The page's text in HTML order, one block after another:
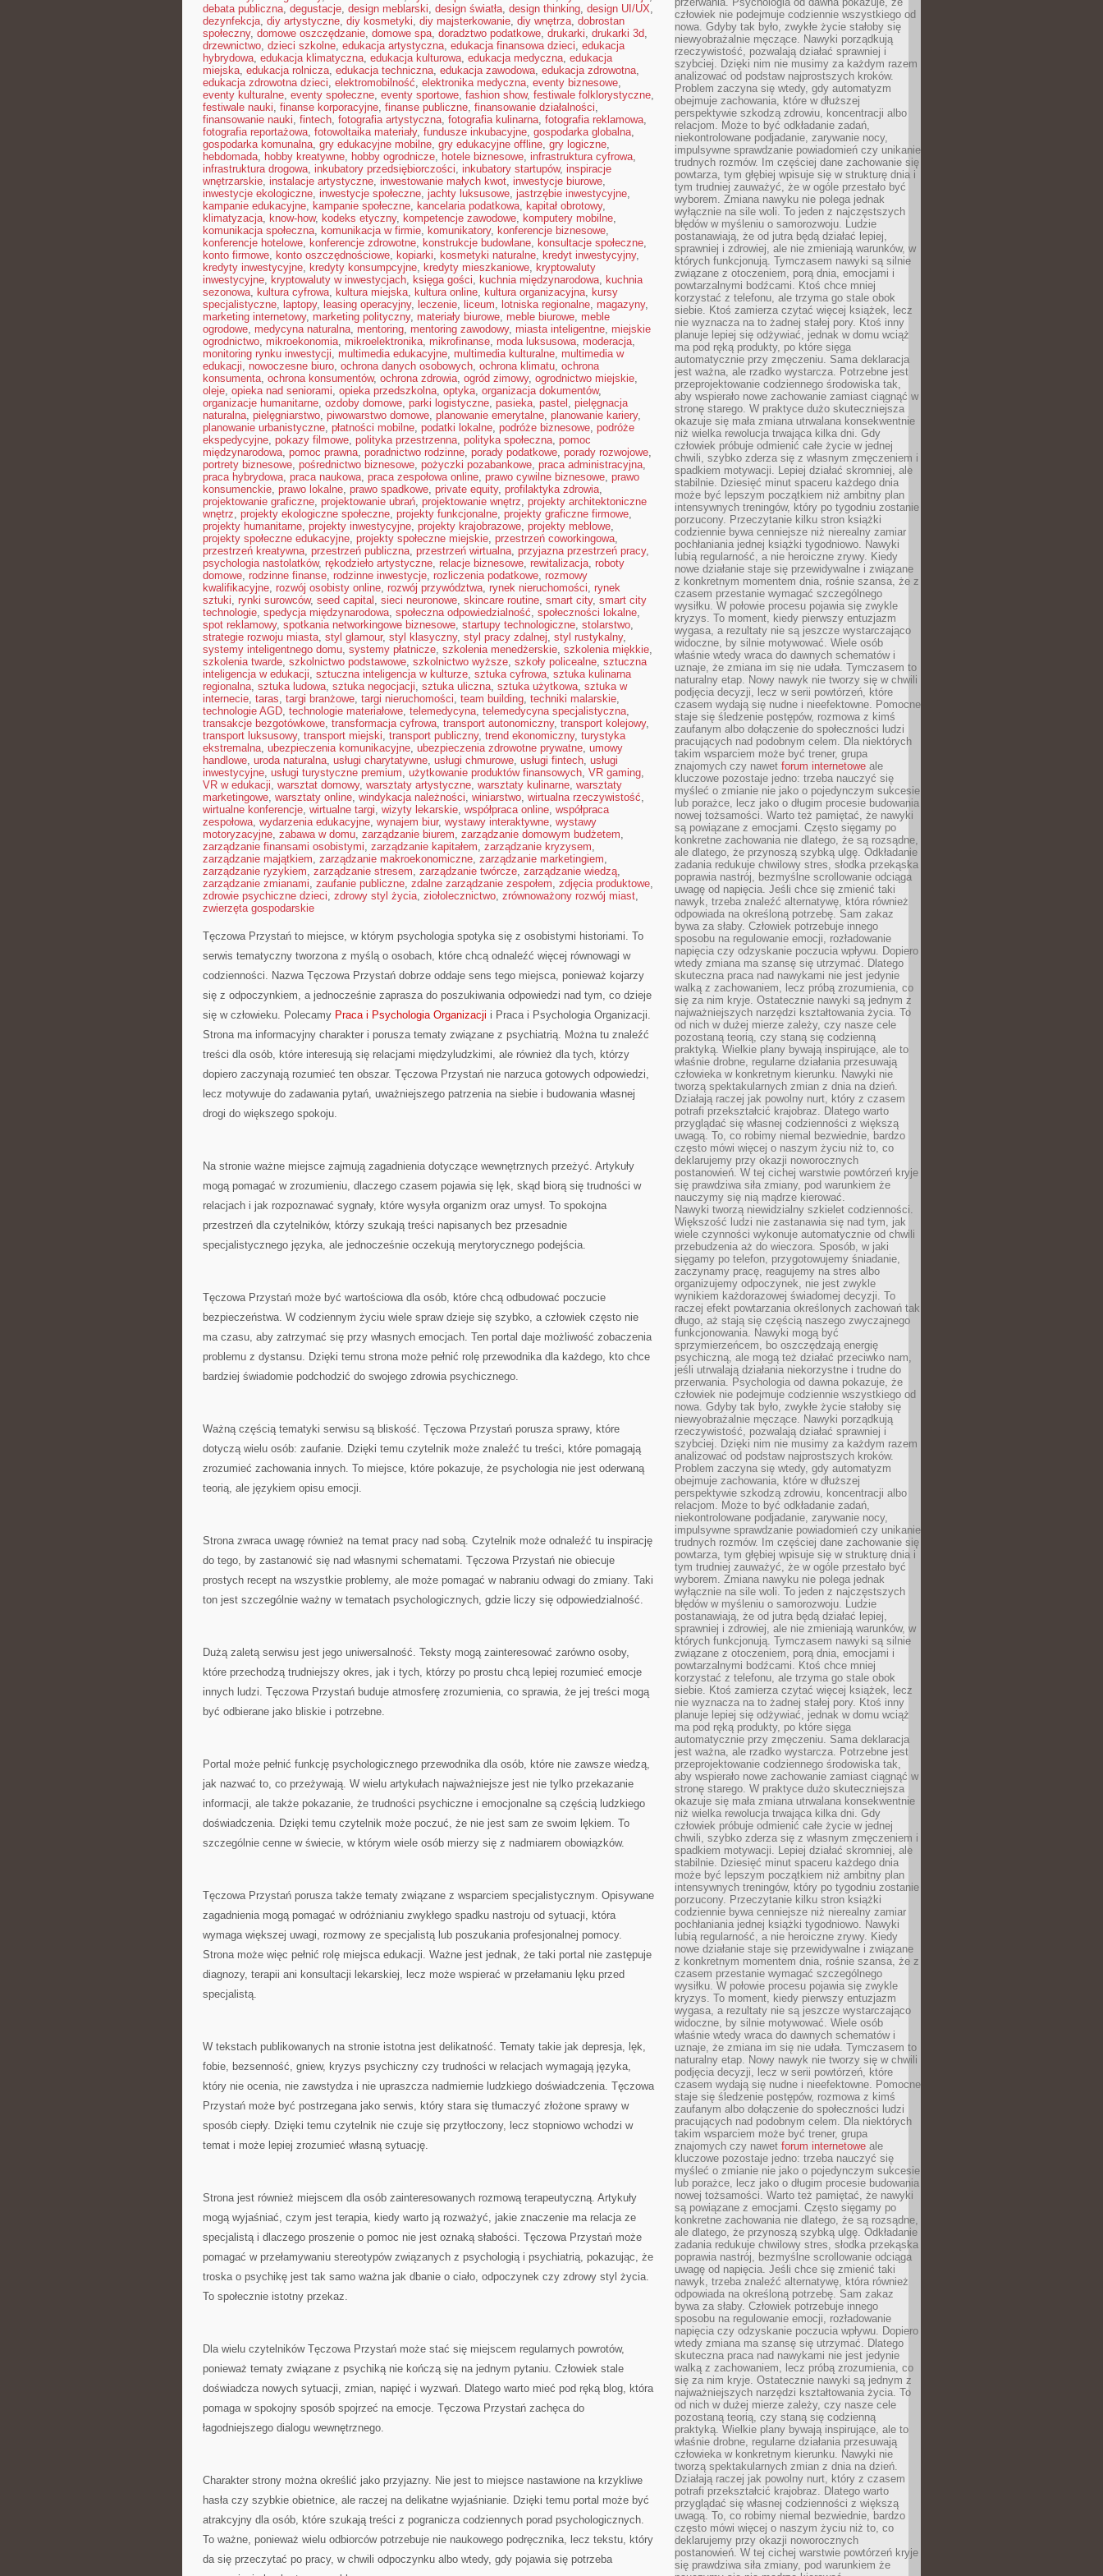
debata publiczna, degustacje, design meblarski, design światła, design thinking, design UI/UX,
dezynfekcja, diy artystyczne, diy kosmetyki, diy majsterkowanie, diy wnętrza, dobrostan
społeczny, domowe oszczędzanie, domowe spa, doradztwo podatkowe, drukarki, drukarki 3d,
drzewnictwo, dzieci szkolne, edukacja artystyczna, edukacja finansowa dzieci, edukacja
hybrydowa, edukacja klimatyczna, edukacja kulturowa, edukacja medyczna, edukacja
miejska, edukacja rolnicza, edukacja techniczna, edukacja zawodowa, edukacja zdrowotna,
edukacja zdrowotna dzieci, elektromobilność, elektronika medyczna, eventy biznesowe,
eventy kulturalne, eventy społeczne, eventy sportowe, fashion show, festiwale folklorystyczne,
festiwale nauki, finanse korporacyjne, finanse publiczne, finansowanie działalności,
finansowanie nauki, fintech, fotografia artystyczna, fotografia kulinarna, fotografia reklamowa,
fotografia reportażowa, fotowoltaika materiały, fundusze inkubacyjne, gospodarka globalna,
gospodarka komunalna, gry edukacyjne mobilne, gry edukacyjne offline, gry logiczne,
hebdomada, hobby kreatywne, hobby ogrodnicze, hotele biznesowe, infrastruktura cyfrowa,
infrastruktura drogowa, inkubatory przedsiębiorczości, inkubatory startupów, inspiracje
wnętrzarskie, instalacje artystyczne, inwestowanie małych kwot, inwestycje biurowe,
inwestycje ekologiczne, inwestycje społeczne, jachty luksusowe, jastrzębie inwestycyjne,
kampanie edukacyjne, kampanie społeczne, kancelaria podatkowa, kapitał obrotowy,
klimatyzacja, know-how, kodeks etyczny, kompetencje zawodowe, komputery mobilne,
komunikacja społeczna, komunikacja w firmie, komunikatory, konferencje biznesowe,
konferencje hotelowe, konferencje zdrowotne, konstrukcje budowlane, konsultacje społeczne,
konto firmowe, konto oszczędnościowe, kopiarki, kosmetyki naturalne, kredyt inwestycyjny,
kredyty inwestycyjne, kredyty konsumpcyjne, kredyty mieszkaniowe, kryptowaluty
inwestycyjne, kryptowaluty w inwestycjach, księga gości, kuchnia międzynarodowa, kuchnia
sezonowa, kultura cyfrowa, kultura miejska, kultura online, kultura organizacyjna, kursy
specjalistyczne, laptopy, leasing operacyjny, leczenie, liceum, lotniska regionalne, magazyny,
marketing internetowy, marketing polityczny, materiały biurowe, meble biurowe, meble
ogrodowe, medycyna naturalna, mentoring, mentoring zawodowy, miasta inteligentne, miejskie
ogrodnictwo, mikroekonomia, mikroelektronika, mikrofinanse, moda luksusowa, moderacja,
monitoring rynku inwestycji, multimedia edukacyjne, multimedia kulturalne, multimedia w
edukacji, nowoczesne biuro, ochrona danych osobowych, ochrona klimatu, ochrona
konsumenta, ochrona konsumentów, ochrona zdrowia, ogród zimowy, ogrodnictwo miejskie,
oleje, opieka nad seniorami, opieka przedszkolna, optyka, organizacja dokumentów,
organizacje humanitarne, ozdoby domowe, parki logistyczne, pasieka, pastel , pielęgnacja
naturalna, pielęgniarstwo, piwowarstwo domowe, planowanie emerytalne, planowanie kariery,
planowanie urbanistyczne, płatności mobilne, podatki lokalne, podróże biznesowe, podróże
ekspedycyjne, pokazy filmowe, polityka przestrzenna, polityka społeczna, pomoc
międzynarodowa, pomoc prawna, poradnictwo rodzinne, porady podatkowe, porady rozwojowe,
portrety biznesowe, pośrednictwo biznesowe, pożyczki pozabankowe, praca administracyjna,
praca hybrydowa, praca naukowa, praca zespołowa online, prawo cywilne biznesowe, prawo
konsumenckie, prawo lokalne, prawo spadkowe, private equity, profilaktyka zdrowia,
projektowanie graficzne, projektowanie ubrań, projektowanie wnętrz, projekty architektoniczne
wnętrz, projekty ekologiczne społeczne, projekty funkcjonalne, projekty graficzne firmowe,
projekty humanitarne, projekty inwestycyjne, projekty krajobrazowe, projekty meblowe,
projekty społeczne edukacyjne, projekty społeczne miejskie, przestrzeń coworkingowa,
przestrzeń kreatywna, przestrzeń publiczna, przestrzeń wirtualna, przyjazna przestrzeń pracy,
psychologia nastolatków, rękodzieło artystyczne, relacje biznesowe, rewitalizacja, roboty
domowe, rodzinne finanse, rodzinne inwestycje, rozliczenia podatkowe, rozmowy
kwalifikacyjne, rozwój osobisty online, rozwój przywództwa, rynek nieruchomości, rynek
sztuki, rynki surowców, seed capital , sieci neuronowe, skincare routine, smart city, smart city
technologie, spedycja międzynarodowa, społeczna odpowiedzialność, społeczności lokalne,
spot reklamowy, spotkania networkingowe biznesowe, startupy technologiczne, stolarstwo,
strategie rozwoju miasta, styl glamour, styl klasyczny, styl pracy zdalnej, styl rustykalny,
systemy inteligentnego domu, systemy płatnicze, szkolenia menedżerskie, szkolenia miękkie,
szkolenia twarde, szkolnictwo podstawowe, szkolnictwo wyższe, szkoły policealne, sztuczna
inteligencja w edukacji, sztuczna inteligencja w kulturze, sztuka cyfrowa, sztuka kulinarna
regionalna, sztuka ludowa, sztuka negocjacji, sztuka uliczna, sztuka użytkowa, sztuka w
internecie, taras, targi branżowe, targi nieruchomości, team building, techniki malarskie,
technologie AGD, technologie materiałowe, telemedycyna, telemedycyna specjalistyczna,
transakcje bezgotówkowe, transformacja cyfrowa, transport autonomiczny, transport kolejowy,
transport luksusowy, transport miejski, transport publiczny, trend ekonomiczny, turystyka
ekstremalna, ubezpieczenia komunikacyjne, ubezpieczenia zdrowotne prywatne, umowy
handlowe, uroda naturalna, usługi charytatywne, usługi chmurowe, usługi fintech, usługi
inwestycyjne, usługi turystyczne premium, użytkowanie produktów finansowych, VR gaming,
VR w edukacji, warsztat domowy, warsztaty artystyczne, warsztaty kulinarne, warsztaty
marketingowe, warsztaty online, windykacja należności, winiarstwo, wirtualna rzeczywistość,
wirtualne konferencje, wirtualne targi, wizyty lekarskie, współpraca online, współpraca
zespołowa, wydarzenia edukacyjne, wynajem biur, wystawy interaktywne, wystawy
motoryzacyjne, zabawa w domu, zarządzanie biurem, zarządzanie domowym budżetem,
zarządzanie finansami osobistymi, zarządzanie kapitałem, zarządzanie kryzysem,
zarządzanie majątkiem, zarządzanie makroekonomiczne, zarządzanie marketingiem,
zarządzanie ryzykiem, zarządzanie stresem, zarządzanie twórcze, zarządzanie wiedzą,
zarządzanie zmianami, zaufanie publiczne, zdalne zarządzanie zespołem, zdjęcia produktowe,
zdrowie psychiczne dzieci, zdrowy styl życia, ziołolecznictwo, zrównoważony rozwój miast,
zwierzęta gospodarskie
Tęczowa Przystań to miejsce, w którym psychologia spotyka się z osobistymi historiami. To
serwis tematyczny tworzona z myślą o osobach, które chcą odnaleźć więcej równowagi w
codzienności. Nazwa Tęczowa Przystań dobrze oddaje sens tego miejsca, ponieważ kojarzy
się z odpoczynkiem, a jednocześnie zaprasza do poszukiwania odpowiedzi nad tym, co dzieje
się w człowieku. Polecamy Praca i Psychologia Organizacji i Praca i Psychologia Organizacji.
Strona ma informacyjny charakter i porusza tematy związane z psychiatrią. Można tu znaleźć
treści dla osób, które interesują się relacjami międzyludzkimi, ale również dla tych, którzy
dopiero zaczynają rozumieć ten obszar. Tęczowa Przystań nie narzuca gotowych odpowiedzi,
lecz motywuje do zadawania pytań, uważniejszego patrzenia na siebie i budowania własnej
drogi do większego spokoju.
Na stronie ważne miejsce zajmują zagadnienia dotyczące wewnętrznych przeżyć. Artykuły
mogą pomagać w zrozumieniu, dlaczego czasem pojawia się lęk, skąd biorą się trudności w
relacjach i jak rozpoznawać sygnały, które wysyła organizm oraz umysł. To spokojna
przestrzeń dla czytelników, którzy szukają treści napisanych bez przesadnie
specjalistycznego języka, ale jednocześnie oczekują merytorycznego podejścia.
Tęczowa Przystań może być wartościowa dla osób, które chcą odbudować poczucie
bezpieczeństwa. W codziennym życiu wiele spraw dzieje się szybko, a człowiek często nie
ma czasu, aby zatrzymać się przy własnych emocjach. Ten portal daje możliwość zobaczenia
problemu z dystansu. Dzięki temu strona może pełnić rolę przewodnika dla każdego, kto chce
bardziej świadomie podchodzić do swojego zdrowia psychicznego.
Ważną częścią tematyki serwisu są bliskość. Tęczowa Przystań porusza sprawy, które
dotyczą wielu osób: zaufanie. Dzięki temu czytelnik może znaleźć tu treści, które pomagają
zrozumieć zachowania innych. To miejsce, które pokazuje, że psychologia nie jest oderwaną
teorią, ale językiem opisu emocji.
Strona zwraca uwagę również na temat pracy nad sobą. Czytelnik może odnaleźć tu inspirację
do tego, by zastanowić się nad własnymi schematami. Tęczowa Przystań nie obiecuje
prostych recept na wszystkie problemy, ale może pomagać w nabraniu odwagi do zmiany. Taki
ton jest szczególnie ważny w tematach psychologicznych, gdzie liczy się odpowiedzialność.
Dużą zaletą serwisu jest jego uniwersalność. Teksty mogą zainteresować zarówno osoby,
które przechodzą trudniejszy okres, jak i tych, którzy po prostu chcą lepiej rozumieć emocje
innych ludzi. Tęczowa Przystań buduje atmosferę zrozumienia, co sprawia, że jej treści mogą
być odbierane jako bliskie i potrzebne.
Portal może pełnić funkcję psychologicznego przewodnika dla osób, które nie zawsze wiedzą,
jak nazwać to, co przeżywają. W wielu artykułach najważniejsze jest nie tylko przekazanie
informacji, ale także pokazanie, że trudności psychiczne i emocjonalne są częścią ludzkiego
doświadczenia. Dzięki temu czytelnik może poczuć, że nie jest sam ze swoim lękiem. To
szczególnie cenne w świecie, w którym wiele osób mierzy się z nadmiarem obowiązków.
Tęczowa Przystań porusza także tematy związane z wsparciem specjalistycznym. Opisywane
zagadnienia mogą pomagać w odróżnianiu zwykłego spadku nastroju od sytuacji, która
wymaga większej uwagi, rozmowy ze specjalistą lub poszukania profesjonalnej pomocy.
Strona może więc pełnić rolę miejsca edukacji. Ważne jest jednak, że taki portal nie zastępuje
diagnozy, terapii ani konsultacji lekarskiej, lecz może wspierać w przełamaniu lęku przed
specjalistą.
W tekstach publikowanych na stronie istotna jest delikatność. Tematy takie jak depresja, lęk,
fobie, bezsenność, gniew, kryzys psychiczny czy trudności w relacjach wymagają języka,
który nie ocenia, nie zawstydza i nie upraszcza nadmiernie ludzkiego doświadczenia. Tęczowa
Przystań może być postrzegana jako serwis, który stara się tłumaczyć złożone sprawy w
sposób ciepły. Dzięki temu czytelnik nie czuje się przytłoczony, lecz stopniowo wchodzi w
temat i może lepiej zrozumieć własną sytuację.
Strona jest również miejscem dla osób zainteresowanych rozmową terapeutyczną. Artykuły
mogą wyjaśniać, czym jest terapia, kiedy warto ją rozważyć, jakie znaczenie ma relacja ze
specjalistą i dlaczego proszenie o pomoc nie jest oznaką słabości. Tęczowa Przystań może
pomagać w przełamywaniu stereotypów związanych z psychologią i psychiatrią, pokazując, że
troska o psychikę jest tak samo ważna jak dbanie o ciało, odpoczynek czy zdrowy styl życia.
To społecznie istotny przekaz.
Dla wielu czytelników Tęczowa Przystań może stać się miejscem regularnych powrotów,
ponieważ tematy związane z psychiką nie kończą się na jednym pytaniu. Człowiek stale
doświadcza nowych sytuacji, zmian, napięć i wyzwań. Dlatego warto mieć pod ręką blog, która
pomaga w spokojny sposób spojrzeć na emocje. Tęczowa Przystań zachęca do
łagodniejszego dialogu wewnętrznego.
Charakter strony można określić jako przyjazny. Nie jest to miejsce nastawione na krzykliwe
hasła czy szybkie obietnice, ale raczej na delikatne wyjaśnianie. Dzięki temu portal może być
atrakcyjny dla osób, które szukają treści z pogranicza codziennych porad psychologicznych.
To ważne, ponieważ wielu odbiorców potrzebuje nie naukowego podręcznika, lecz tekstu, który
da się przeczytać po pracy, w chwili odpoczynku albo wtedy, gdy pojawia się potrzeba
człowiek nie podejmuje codziennie wszystkiego od
nowa. Gdyby tak było, zwykłe życie stałoby się
niewyobrażalnie męczące. Nawyki porządkują
rzeczywistość, pozwalają działać sprawniej i
szybciej. Dzięki nim nie musimy za każdym razem
analizować od podstaw najprostszych kroków.
Problem zaczyna się wtedy, gdy automatyzm
obejmuje zachowania, które w dłuższej
perspektywie szkodzą zdrowiu, koncentracji albo
relacjom. Może to być odkładanie zadań,
niekontrolowane podjadanie, zarywanie nocy,
impulsywne sprawdzanie powiadomień czy unikanie
trudnych rozmów. Im częściej dane zachowanie się
powtarza, tym głębiej wpisuje się w strukturę dnia i
tym trudniej zauważyć, że w ogóle przestało być
wyborem. Zmiana nawyku nie polega jednak
wyłącznie na sile woli. To jeden z najczęstszych
błędów w myśleniu o samorozwoju. Ludzie
postanawiają, że od jutra będą działać lepiej,
sprawniej i zdrowiej, ale nie zmieniają warunków, w
których funkcjonują. Tymczasem nawyki są silnie
związane z otoczeniem, porą dnia, emocjami i
powtarzalnymi bodźcami. Ktoś chce mniej
korzystać z telefonu, ale trzyma go stale obok
siebie. Ktoś zamierza czytać więcej książek, lecz
nie wyznacza na to żadnej stałej pory. Ktoś inny
planuje lepiej się odżywiać, jednak w domu wciąż
ma pod ręką produkty, po które sięga
automatycznie przy zmęczeniu. Sama deklaracja
jest ważna, ale rzadko wystarcza. Potrzebne jest
przeprojektowanie codziennego środowiska tak,
aby wspierało nowe zachowanie zamiast ciągnąć w
stronę starego. W praktyce dużo skuteczniejsza
okazuje się mała zmiana utrwalana konsekwentnie
niż wielka rewolucja trwająca kilka dni. Gdy
człowiek próbuje odmienić całe życie w jednej
chwili, szybko zderza się z własnym zmęczeniem i
spadkiem motywacji. Lepiej działać skromniej, ale
stabilnie. Dziesięć minut spaceru każdego dnia
może być lepszym początkiem niż ambitny plan
intensywnych treningów, który po tygodniu zostanie
porzucony. Przeczytanie kilku stron książki
codziennie bywa cenniejsze niż nierealny zamiar
pochłaniania jednej książki tygodniowo. Nawyki
lubią regularność, a nie heroiczne zrywy. Kiedy
nowe działanie staje się przewidywalne i związane
z konkretnym momentem dnia, rośnie szansa, że z
czasem przestanie wymagać szczególnego
wysiłku. W połowie procesu pojawia się zwykle
kryzys. To moment, kiedy pierwszy entuzjazm
wygasa, a rezultaty nie są jeszcze wystarczająco
widoczne, by silnie motywować. Wiele osób
właśnie wtedy wraca do dawnych schematów i
uznaje, że zmiana im się nie udała. Tymczasem to
naturalny etap. Nowy nawyk nie tworzy się w chwili
podjęcia decyzji, lecz w serii powtórzeń, które
czasem wydają się nudne i nieefektowne. Pomocne
staje się śledzenie postępów, rozmowa z kimś
zaufanym albo dołączenie do społeczności ludzi
pracujących nad podobnym celem. Dla niektórych
takim wsparciem może być trener, grupa
znajomych czy nawet forum internetowe ale
kluczowe pozostaje jedno: trzeba nauczyć się
myśleć o zmianie nie jako o pojedynczym sukcesie
lub porażce, lecz jako o długim procesie budowania
nowej tożsamości. Warto też pamiętać, że nawyki
są powiązane z emocjami. Często sięgamy po
konkretne zachowania nie dlatego, że są rozsądne,
ale dlatego, że przynoszą szybką ulgę. Odkładanie
zadania redukuje chwilowy stres, słodka przekąska
poprawia nastrój, bezmyślne scrollowanie odciąga
uwagę od napięcia. Jeśli chce się zmienić taki
nawyk, trzeba znaleźć alternatywę, która również
odpowiada na określoną potrzebę. Sam zakaz
bywa za słaby. Człowiek potrzebuje innego
sposobu na regulowanie emocji, rozładowanie
napięcia czy odzyskanie poczucia wpływu. Dopiero
wtedy zmiana ma szansę się utrzymać. Dlatego
skuteczna praca nad nawykami nie jest jedynie
walką z zachowaniem, lecz próbą zrozumienia, co
się za nim kryje. Ostatecznie nawyki są jednym z
najważniejszych narzędzi kształtowania życia. To
od nich w dużej mierze zależy, czy nasze cele
pozostaną teorią, czy staną się codzienną
praktyką. Wielkie plany bywają inspirujące, ale to
właśnie drobne, regularne działania przesuwają
człowieka w konkretnym kierunku. Nawyki nie
tworzą spektakularnych zmian z dnia na dzień.
Działają raczej jak powolny nurt, który z czasem
potrafi przekształcić krajobraz. Dlatego warto
przyglądać się własnej codzienności z większą
uwagą. To, co robimy niemal bezwiednie, bardzo
często mówi więcej o naszym życiu niż to, co
deklarujemy przy okazji noworocznych
postanowień. W tej cichej warstwie powtórzeń kryje
się prawdziwa siła zmiany, pod warunkiem że
nauczymy się nią mądrze kierować.
Nawyki tworzą niewidzialny szkielet codzienności.
Większość ludzi nie zastanawia się nad tym, jak
wiele czynności wykonuje automatycznie od chwili
przebudzenia aż do wieczora. Sposób, w jaki
sięgamy po telefon, przygotowujemy śniadanie,
zaczynamy pracę, reagujemy na stres albo
organizujemy odpoczynek, nie jest zwykle
wynikiem każdorazowej świadomej decyzji. To
raczej efekt powtarzania określonych zachowań tak
długo, aż stają się częścią naszego zwyczajnego
funkcjonowania. Nawyki mogą być
sprzymierzeńcem, bo oszczędzają energię
psychiczną, ale mogą też działać przeciwko nam,
jeśli utrwalają działania niekorzystne i trudne do
przerwania. Psychologia od dawna pokazuje, że
człowiek nie podejmuje codziennie wszystkiego od
nowa. Gdyby tak było, zwykłe życie stałoby się
niewyobrażalnie męczące. Nawyki porządkują
rzeczywistość, pozwalają działać sprawniej i
szybciej. Dzięki nim nie musimy za każdym razem
analizować od podstaw najprostszych kroków.
Problem zaczyna się wtedy, gdy automatyzm
obejmuje zachowania, które w dłuższej
perspektywie szkodzą zdrowiu, koncentracji albo
relacjom. Może to być odkładanie zadań,
niekontrolowane podjadanie, zarywanie nocy,
impulsywne sprawdzanie powiadomień czy unikanie
trudnych rozmów. Im częściej dane zachowanie się
powtarza, tym głębiej wpisuje się w strukturę dnia i
tym trudniej zauważyć, że w ogóle przestało być
wyborem. Zmiana nawyku nie polega jednak
wyłącznie na sile woli. To jeden z najczęstszych
błędów w myśleniu o samorozwoju. Ludzie
postanawiają, że od jutra będą działać lepiej,
sprawniej i zdrowiej, ale nie zmieniają warunków, w
których funkcjonują. Tymczasem nawyki są silnie
związane z otoczeniem, porą dnia, emocjami i
powtarzalnymi bodźcami. Ktoś chce mniej
korzystać z telefonu, ale trzyma go stale obok
siebie. Ktoś zamierza czytać więcej książek, lecz
nie wyznacza na to żadnej stałej pory. Ktoś inny
planuje lepiej się odżywiać, jednak w domu wciąż
ma pod ręką produkty, po które sięga
automatycznie przy zmęczeniu. Sama deklaracja
jest ważna, ale rzadko wystarcza. Potrzebne jest
przeprojektowanie codziennego środowiska tak,
aby wspierało nowe zachowanie zamiast ciągnąć w
stronę starego. W praktyce dużo skuteczniejsza
okazuje się mała zmiana utrwalana konsekwentnie
niż wielka rewolucja trwająca kilka dni. Gdy
człowiek próbuje odmienić całe życie w jednej
chwili, szybko zderza się z własnym zmęczeniem i
spadkiem motywacji. Lepiej działać skromniej, ale
stabilnie. Dziesięć minut spaceru każdego dnia
może być lepszym początkiem niż ambitny plan
intensywnych treningów, który po tygodniu zostanie
porzucony. Przeczytanie kilku stron książki
codziennie bywa cenniejsze niż nierealny zamiar
pochłaniania jednej książki tygodniowo. Nawyki
lubią regularność, a nie heroiczne zrywy. Kiedy
nowe działanie staje się przewidywalne i związane
z konkretnym momentem dnia, rośnie szansa, że z
czasem przestanie wymagać szczególnego
wysiłku. W połowie procesu pojawia się zwykle
kryzys. To moment, kiedy pierwszy entuzjazm
wygasa, a rezultaty nie są jeszcze wystarczająco
widoczne, by silnie motywować. Wiele osób
właśnie wtedy wraca do dawnych schematów i
uznaje, że zmiana im się nie udała. Tymczasem to
naturalny etap. Nowy nawyk nie tworzy się w chwili
podjęcia decyzji, lecz w serii powtórzeń, które
czasem wydają się nudne i nieefektowne. Pomocne
staje się śledzenie postępów, rozmowa z kimś
zaufanym albo dołączenie do społeczności ludzi
pracujących nad podobnym celem. Dla niektórych
takim wsparciem może być trener, grupa
znajomych czy nawet forum internetowe ale
kluczowe pozostaje jedno: trzeba nauczyć się
myśleć o zmianie nie jako o pojedynczym sukcesie
lub porażce, lecz jako o długim procesie budowania
nowej tożsamości. Warto też pamiętać, że nawyki
są powiązane z emocjami. Często sięgamy po
konkretne zachowania nie dlatego, że są rozsądne,
ale dlatego, że przynoszą szybką ulgę. Odkładanie
zadania redukuje chwilowy stres, słodka przekąska
poprawia nastrój, bezmyślne scrollowanie odciąga
uwagę od napięcia. Jeśli chce się zmienić taki
nawyk, trzeba znaleźć alternatywę, która również
odpowiada na określoną potrzebę. Sam zakaz
bywa za słaby. Człowiek potrzebuje innego
sposobu na regulowanie emocji, rozładowanie
napięcia czy odzyskanie poczucia wpływu. Dopiero
wtedy zmiana ma szansę się utrzymać. Dlatego
skuteczna praca nad nawykami nie jest jedynie
walką z zachowaniem, lecz próbą zrozumienia, co
się za nim kryje. Ostatecznie nawyki są jednym z
najważniejszych narzędzi kształtowania życia. To
od nich w dużej mierze zależy, czy nasze cele
pozostaną teorią, czy staną się codzienną
praktyką. Wielkie plany bywają inspirujące, ale to
właśnie drobne, regularne działania przesuwają
człowieka w konkretnym kierunku. Nawyki nie
tworzą spektakularnych zmian z dnia na dzień.
Działają raczej jak powolny nurt, który z czasem
potrafi przekształcić krajobraz. Dlatego warto
przyglądać się własnej codzienności z większą
uwagą. To, co robimy niemal bezwiednie, bardzo
często mówi więcej o naszym życiu niż to, co
deklarujemy przy okazji noworocznych
postanowień. W tej cichej warstwie powtórzeń kryje
się prawdziwa siła zmiany, pod warunkiem że